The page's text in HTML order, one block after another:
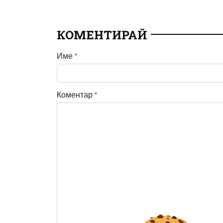
КОМЕНТИРАЙ
Име *
Коментар *